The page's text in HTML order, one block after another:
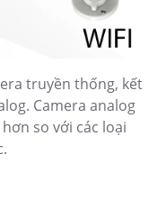
truyền thống, kết
Camera analog
so với các loại